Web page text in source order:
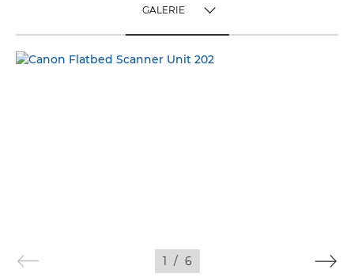
GALERIE
GALERIE
1 / 6